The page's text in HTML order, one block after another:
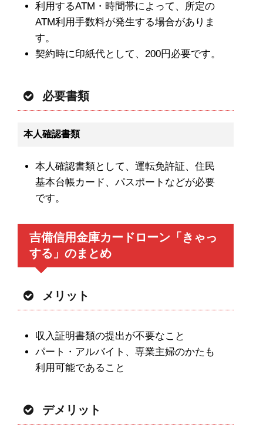
利用するATM・時間帯によって、所定の
ATM利用手数料が発生する場合がありま
す。
契約時に印紙代として、200円必要です。
必要書類
本人確認書類
本人確認書類として、運転免許証、住民
基本台帳カード、パスポートなどが必要
です。
吉備信用金庫カードローン「きゃっ
する」のまとめ
メリット
収入証明書類の提出が不要なこと
パート・アルバイト、専業主婦のかたも
利用可能であること
デメリット